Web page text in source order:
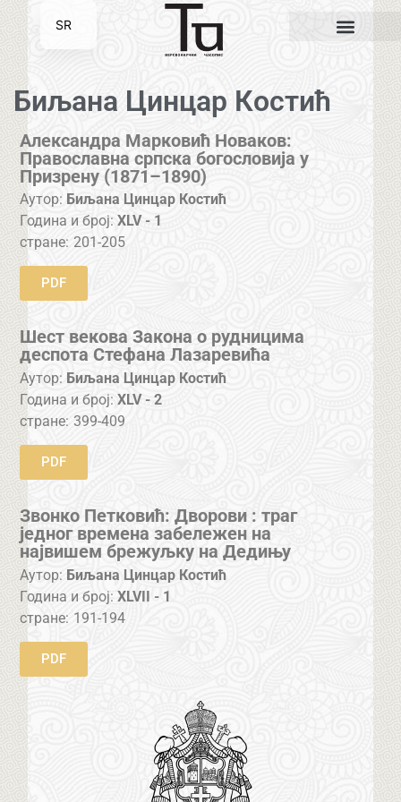
Биљана Цинцар Костић
Александра Марковић Новаков:
Православна српска богословија у
Призрену (1871–1890)
Аутор: Биљана Цинцар Костић
Година и број:XLV - 1
стране: 201-205
PDF
Шест векова Закона о рудницима
деспота Стефана Лазаревића
Аутор: Биљана Цинцар Костић
Година и број:XLV - 2
стране: 399-409
PDF
Звонко Петковић: Дворови : траг
једног времена забележен на
највишем брежуљку на Дедињу
Аутор: Биљана Цинцар Костић
Година и број:XLVII - 1
стране: 191-194
PDF
SR
EN